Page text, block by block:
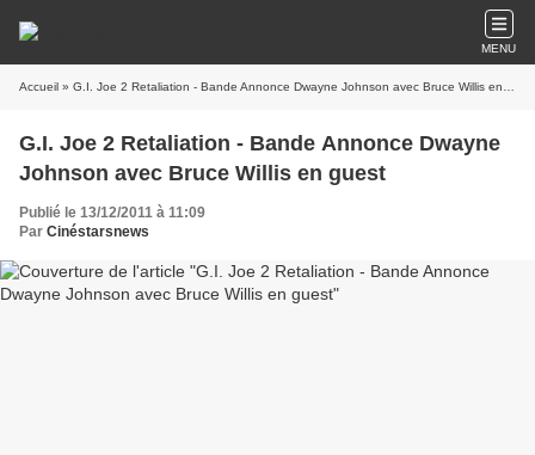
MENU
Accueil » G.I. Joe 2 Retaliation - Bande Annonce Dwayne Johnson avec Bruce Willis en guest
G.I. Joe 2 Retaliation - Bande Annonce Dwayne
Johnson avec Bruce Willis en guest
Publié le 13/12/2011 à 11:09
Par Cinéstarsnews